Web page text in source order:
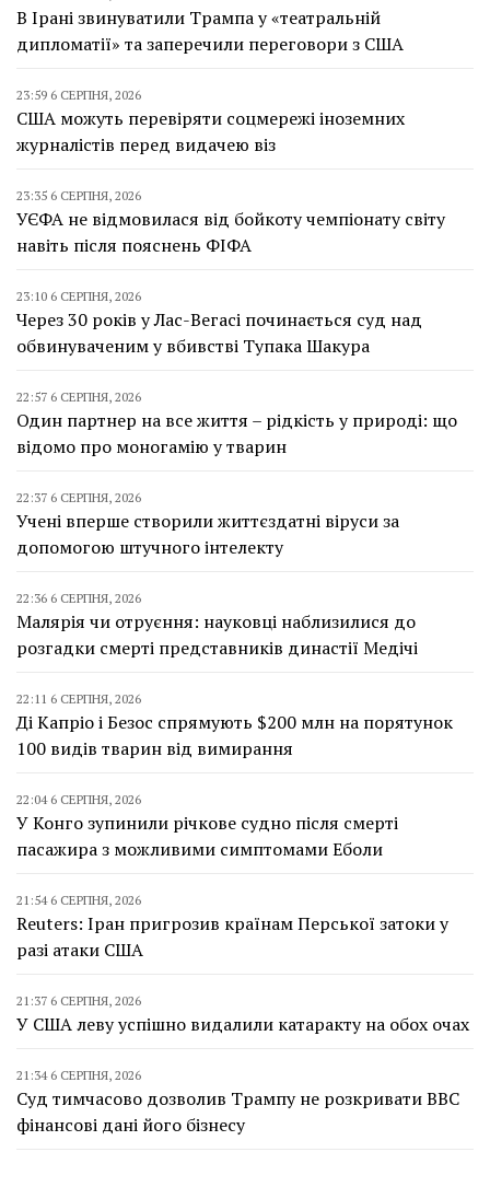
В Ірані звинуватили Трампа у «театральній
дипломатії» та заперечили переговори з США
23:59 6 СЕРПНЯ, 2026
США можуть перевіряти соцмережі іноземних
журналістів перед видачею віз
23:35 6 СЕРПНЯ, 2026
УЄФА не відмовилася від бойкоту чемпіонату світу
навіть після пояснень ФІФА
23:10 6 СЕРПНЯ, 2026
Через 30 років у Лас-Вегасі починається суд над
обвинуваченим у вбивстві Тупака Шакура
22:57 6 СЕРПНЯ, 2026
Один партнер на все життя – рідкість у природі: що
відомо про моногамію у тварин
22:37 6 СЕРПНЯ, 2026
Учені вперше створили життєздатні віруси за
допомогою штучного інтелекту
22:36 6 СЕРПНЯ, 2026
Малярія чи отруєння: науковці наблизилися до
розгадки смерті представників династії Медічі
22:11 6 СЕРПНЯ, 2026
Ді Капріо і Безос спрямують $200 млн на порятунок
100 видів тварин від вимирання
22:04 6 СЕРПНЯ, 2026
У Конго зупинили річкове судно після смерті
пасажира з можливими симптомами Еболи
21:54 6 СЕРПНЯ, 2026
Reuters: Іран пригрозив країнам Перської затоки у
разі атаки США
21:37 6 СЕРПНЯ, 2026
У США леву успішно видалили катаракту на обох очах
21:34 6 СЕРПНЯ, 2026
Суд тимчасово дозволив Трампу не розкривати BBC
фінансові дані його бізнесу